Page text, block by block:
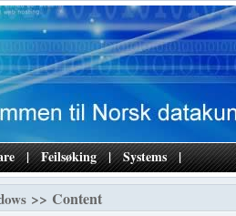
| Feilsøking | Systems |
>> Content